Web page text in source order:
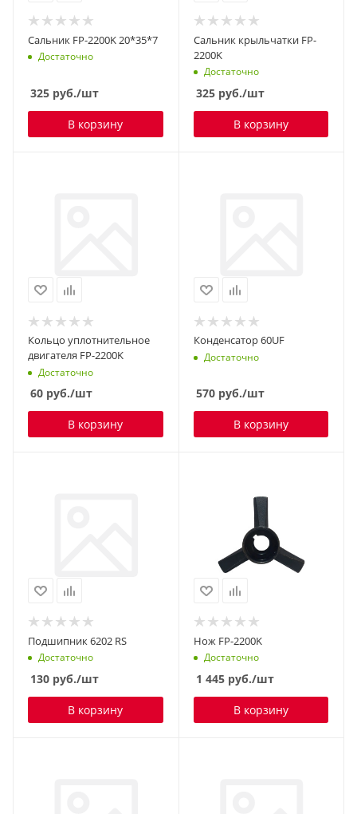
Сальник FP-2200K 20*35*7
Достаточно
325 руб./шт
В корзину
Сальник крыльчатки FP-
2200K
Достаточно
325руб./шт
В корзину
Кольцо уплотнительное
двигателя FP-2200K
Достаточно
60 руб./шт
В корзину
Конденсатор 60UF
Достаточно
570руб./шт
В корзину
Подшипник 6202 RS
Достаточно
130 руб./шт
В корзину
Нож FP-2200K
Достаточно
1 445руб./шт
В корзину